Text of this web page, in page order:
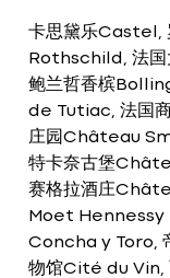
卡思黛乐Castel,
Rothschild, 法
鲍兰哲香槟
de Tutiac, 法国
庄园Château
特卡奈古堡
赛格拉酒庄
Moet Hennessy
Concha y Toro,
物馆Cité du Vin,